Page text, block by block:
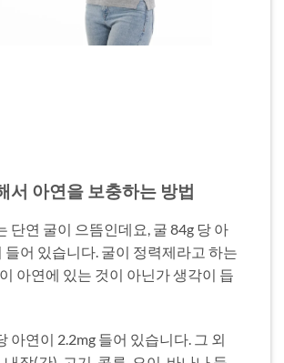
서 아연을 보충하는 방법
단연 굴이 으뜸인데요, 굴 84g 당 아
들어 있습니다. 굴이 정력제라고 하는
아연에 있는 것이 아닌가 생각이 듭
아연이 2.2mg 들어 있습니다. 그 외